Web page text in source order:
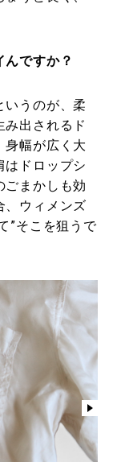
んですか？
いうのが、柔
み出されるド
身幅が広く大
はドロップシ
ごまかしも効
、ウィメンズ
”そこを狙うで